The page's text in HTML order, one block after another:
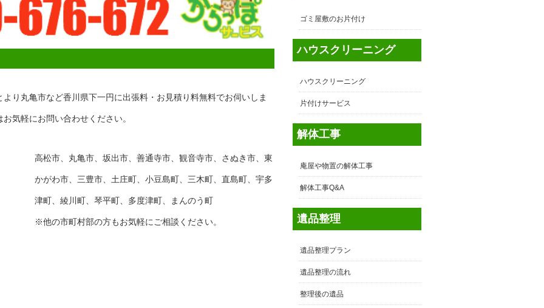
り丸亀市など香川県下一円に出張料・お見積り料無料でお伺いしま
気軽にお問い合わせください。
高松市、丸亀市、坂出市、善通寺市、観音寺市、さぬき市、東
かがわ市、三豊市、土庄町、小豆島町、三木町、直島町、宇多
津町、綾川町、琴平町、多度津町、まんのう町
※他の市町村部の方もお気軽にご相談ください。
ゴミ屋敷のお片付け
ハウスクリーニング
ハウスクリーニング
片付けサービス
解体工事
庵屋や物置の解体工事
解体工事Q&A
遺品整理
遺品整理プラン
遺品整理の流れ
整理後の遺品